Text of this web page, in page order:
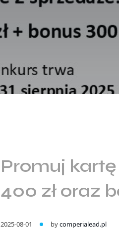
Promuj
400 zł oraz
2025-08-01 bycomperialead.pl